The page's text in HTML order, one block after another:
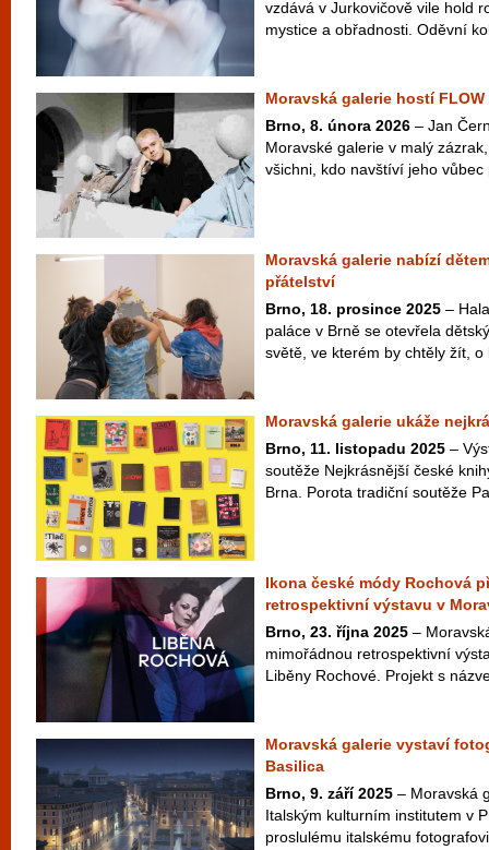
vzdává v Jurkovičově vile hold
mystice a obřadnosti. Oděvní
Moravská galerie hostí FLOW
Brno, 8. února 2026 – Jan
Moravské galerie v malý
všichni, kdo navštíví jeho vůbec
Moravská galerie nabízí
přátelství
Brno, 18. prosince 2025 –
paláce v Brně se otevřela
světě, ve kterém by chtěly žít,
Moravská galerie ukáže
Brno, 11. listopadu 2025 –
soutěže Nejkrásnější české
Brna. Porota tradiční soutěže
Ikona české módy Rochová
retrospektivní výstavu v
Brno, 23. října 2025 –
mimořádnou retrospektivní
Liběny Rochové. Projekt s
Moravská galerie vystaví
Basilica
Brno, 9. září 2025 – Moravská
Italským kulturním institutem v
proslulému italskému